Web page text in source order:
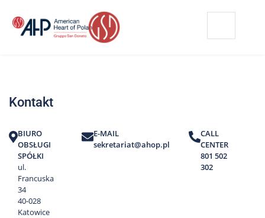
treści
Strefa
Edukacja
Pacjenta
O
nas
Marki
Kontakt
BIURO
OBSŁUGI
SPÓŁKI
ul.
Francuska
34
40-028
Katowice
E-MAIL
sekretariat@ahop.pl
CALL
CENTER
801 502
302